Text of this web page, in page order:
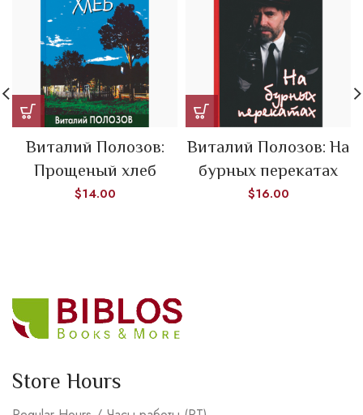
Виталий Полозов:
Прощеный хлеб
$14.00
Виталий Полозов: На
бурных перекатах
$16.00
Store Hours